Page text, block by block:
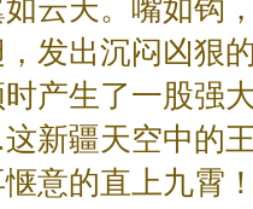
云天。嘴如钩
发出沉闷凶狠
产生了一股强
新疆天空中的
意的直上九霄